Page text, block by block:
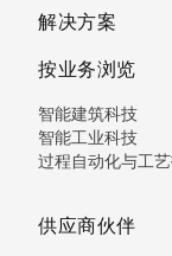
解决方案
按业务浏览
智能建筑科技
智能工业科技
过程自动化与工
供应商伙伴